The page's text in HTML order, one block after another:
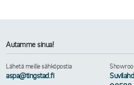
Autamme sinua!
Lähetä meille sähköpostia
aspa@tingstad.fi